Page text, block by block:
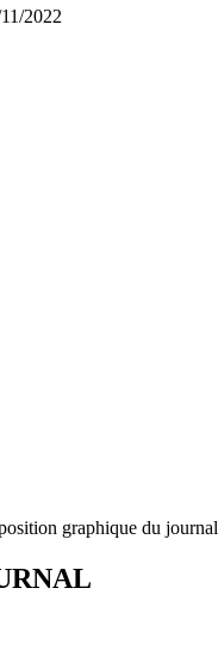
2022
graphique du journal